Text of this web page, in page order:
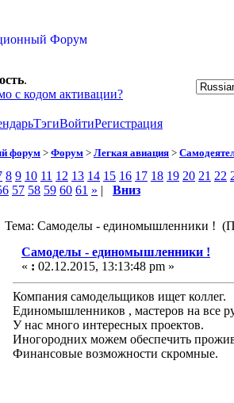
.
с кодом активации?
ТэгиВойтиРегистрация
форум > Форум > Легкая авиация >
8 9 10 11 12 13 14 15 16 17 18 19 20 21 22
57 58 59 60 61 » | Вниз
Тема: Самоделы - единомышленники !
Самоделы - единомышленники !
« : 02.12.2015, 13:13:48 pm »
Компания самодельщиков ищет коллег.
Единомышленников , мастеров на все
У нас много интересных проектов.
Иногородних можем обеспечить
Финансовые возможности скромные.